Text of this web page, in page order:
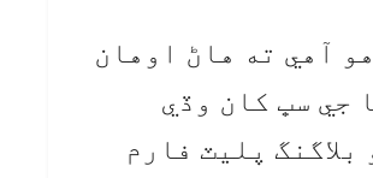
آهي ته هاڻ اوهان
جي سڀ کان وڏي
بلاگنگ پليٽ فارم